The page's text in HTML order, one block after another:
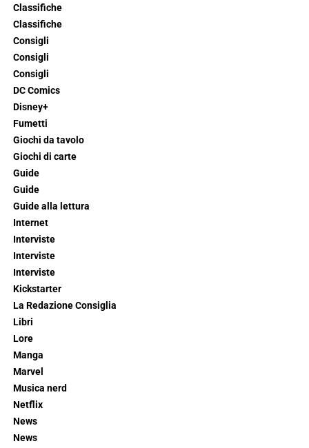
Classifiche
Classifiche
Consigli
Consigli
Consigli
DC Comics
Disney+
Fumetti
Giochi da tavolo
Giochi di carte
Guide
Guide
Guide alla lettura
Internet
Interviste
Interviste
Interviste
Kickstarter
La Redazione Consiglia
Libri
Lore
Manga
Marvel
Musica nerd
Netflix
News
News